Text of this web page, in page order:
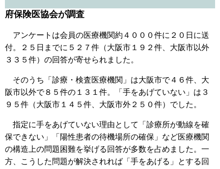
府保険医協会が調査
アンケートは会員の医療機関約４０００件に２０日に送
付。２５日までに５２７件（大阪市１９２件、大阪市以外
３３５件）の回答が寄せられました。
そのうち「診療・検査医療機関」は大阪市で４６件、大
阪市以外で８５件の１３１件。「手をあげていない」は３
９５件（大阪市１４５件、大阪市外２５０件）でした。
指定に手をあげていない理由として「診療所が動線を確
保できない」「陽性患者の待機場所の確保」など医療機関
の構造上の問題困難を挙げる回答が多数を占めました。一
方、こうした問題が解決されれば「手をあげる」とする回